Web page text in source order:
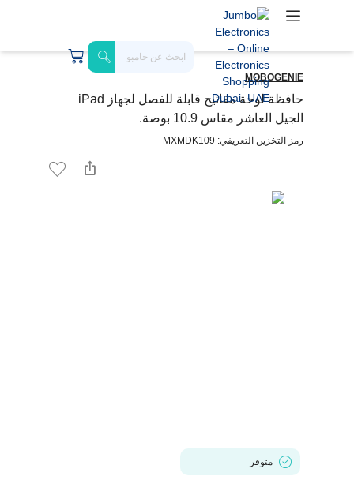
MOBOGENIE
حافظة لوحة مفاتيح قابلة للفصل لجهاز iPad
الجيل العاشر مقاس 10.9 بوصة.
رمز التخزين التعريفي: MXMDK109
متوفر